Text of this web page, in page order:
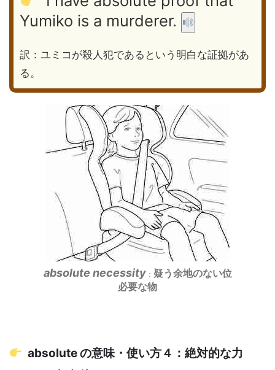
Yumiko is a murderer.
訳：ユミコが殺人犯であるという明白な証拠があ
る。
absolute necessity： 疑う余地のない位
必要な物
absolute の意味・使い方４：絶対的な力